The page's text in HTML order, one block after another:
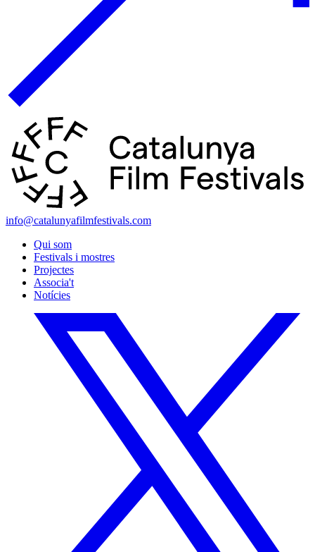
info@catalunyafilmfestivals.com
Qui som
Festivals i mostres
Projectes
Associa't
Notícies